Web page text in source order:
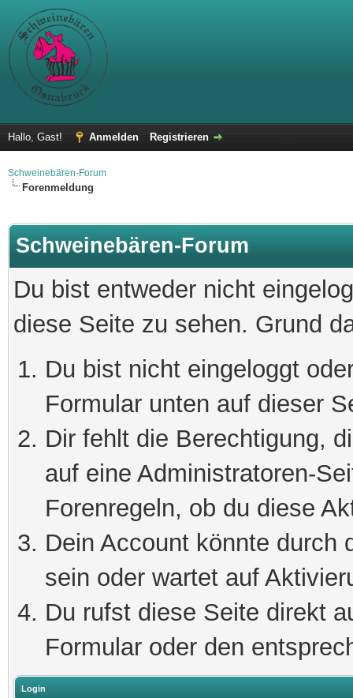
Hallo, Gast! Anmelden Registrieren
Schweinebären-Forum
Forenmeldung
Schweinebären-Forum
Du bist entweder nicht
diese Seite zu sehen. Grund
Du bist nicht eingeloggt
Formular unten auf dieser
Dir fehlt die Berechtigung,
auf eine Administratoren-
Forenregeln, ob du diese
Dein Account könnte durch
sein oder wartet auf
Du rufst diese Seite direkt
Formular oder den
Login